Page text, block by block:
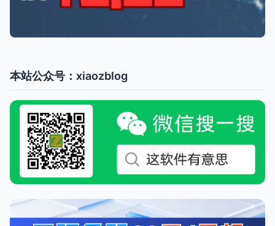
本站公众号：xiaozblog